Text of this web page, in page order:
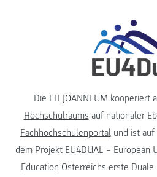
Die FH JOANNEUM kooperiert
Hochschulraums auf nationaler
Fachhochschulenportalund ist auf
dem Projekt EU4DUAL – European
Education Österreichs erste